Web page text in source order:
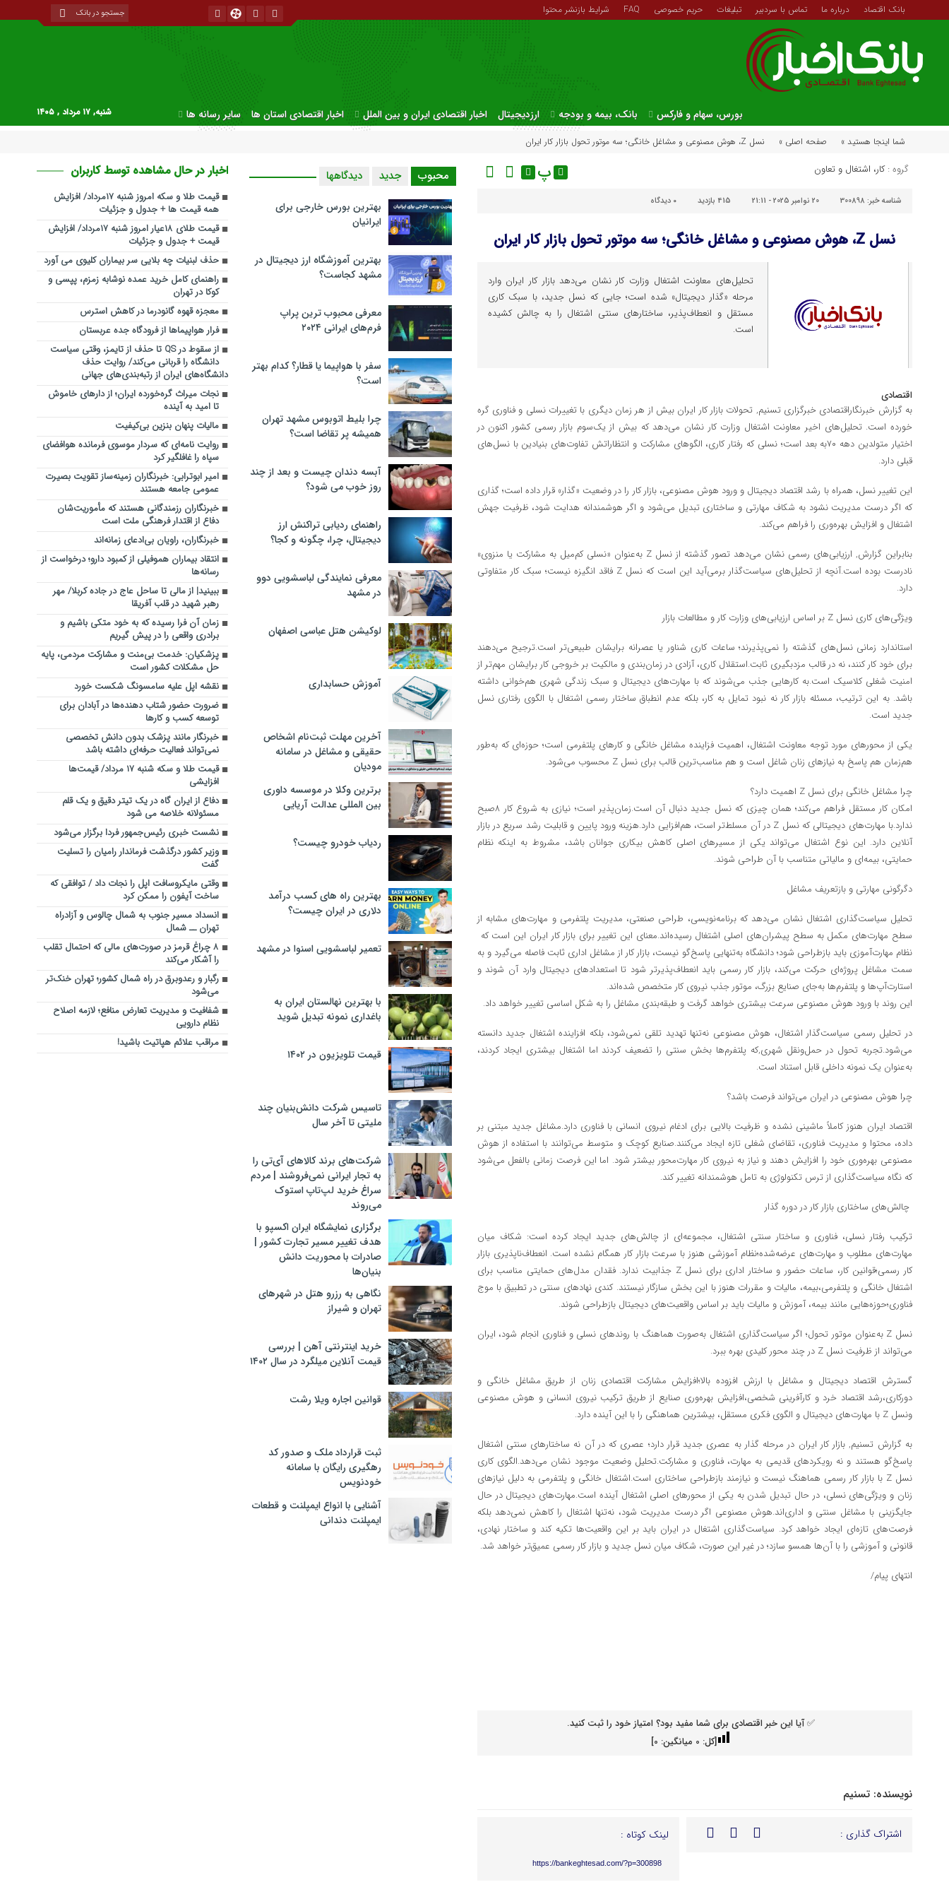
بانک اقتصاد درباره ما تماس با سردبیر تبلیغات حریم خصوصی FAQ شرایط بازنشر محتوا
بورس، سهام و فارکس بانک، بیمه و بودجه ارزدیجیتال اخبار اقتصادی ایران و بین الملل اخبار اقتصادی استان ها سایر رسانه ها شنبه, ۱۷ مرداد , ۱۴۰۵
شما اینجا هستید » صفحه اصلی » نسل Z، هوش مصنوعی و مشاغل خانگی؛ سه موتور تحول بازار کار ایران
گروه :کار، اشتغال و تعاون پ
شناسه خبر: 300898 20 نوامبر 2025 - 21:11 415 بازدید ۰ دیدگاه
نسل Z، هوش مصنوعی و مشاغل خانگی؛ سه موتور تحول بازار کار ایران
تحلیل‌های معاونت اشتغال وزارت کار نشان می‌دهد بازار کار ایران وارد
مرحله «گذار دیجیتال» شده است؛ جایی که نسل‌ جدید، با سبک کاری
مستقل و انعطاف‌پذیر، ساختارهای سنتی اشتغال را به چالش کشیده
است.
اقتصادی
به گزارش خبرنگاراقتصادی خبرگزاری تسنیم, تحولات بازار کار ایران بیش از هر زمان دیگری با تغییرات نسلی و فناوری گره
خورده است. تحلیل‌های اخیر معاونت اشتغال وزارت کار نشان می‌دهد که بیش از یک‌سوم بازار رسمی کشور اکنون در
اختیار متولدین دهه ۷۰به بعد است؛ نسلی که رفتار کاری، الگوهای مشارکت و انتظاراتش تفاوت‌های بنیادین با نسل‌های
قبلی دارد.
این تغییر نسل، همراه با رشد اقتصاد دیجیتال و ورود هوش مصنوعی، بازار کار را در وضعیت «گذار» قرار داده است؛ گذاری
که اگر درست مدیریت نشود به شکاف مهارتی و ساختاری تبدیل می‌شود و اگر هوشمندانه هدایت شود، ظرفیت جهش
اشتغال و افزایش بهره‌وری را فراهم می‌کند.
بنابراین گزارش, ارزیابی‌های رسمی نشان می‌دهد تصور گذشته از نسل Z به‌عنوان «نسلی کم‌میل به مشارکت یا منزوی»
نادرست بوده است.آنچه از تحلیل‌های سیاست‌گذار برمی‌آید این است که نسل Z فاقد انگیزه نیست؛ سبک کار متفاوتی
دارد.
ویژگی‌های کاری نسل Z بر اساس ارزیابی‌های وزارت کار و مطالعات بازار
استاندارد زمانی نسل‌های گذشته را نمی‌پذیرند؛ ساعات کاری شناور یا عصرانه برایشان طبیعی‌تر است.ترجیح می‌دهند
برای خود کار کنند، نه در قالب مزدبگیری ثابت.استقلال کاری، آزادی در زمان‌بندی و مالکیت بر خروجی کار برایشان مهم‌تر از
امنیت شغلی کلاسیک است.به کارهایی جذب می‌شوند که با مهارت‌های دیجیتال و سبک زندگی شهری هم‌خوانی داشته
باشد. به این ترتیب، مسئله بازار کار نه نبود تمایل به کار، بلکه عدم انطباق ساختار رسمی اشتغال با الگوی رفتاری نسل
جدید است.
یکی از محورهای مورد توجه معاونت اشتغال، اهمیت فزاینده مشاغل خانگی و کارهای پلتفرمی است؛ حوزه‌ای که به‌طور
هم‌زمان هم پاسخ به نیازهای زنان شاغل است و هم مناسب‌ترین قالب برای نسل Z محسوب می‌شود.
چرا مشاغل خانگی برای نسل Z اهمیت دارد؟
امکان کار مستقل فراهم می‌کند؛ همان چیزی که نسل جدید دنبال آن است.زمان‌پذیر است؛ نیازی به شروع کار ۸صبح
ندارد.با مهارت‌های دیجیتالی که نسل Z در آن مسلط‌تر است، هم‌افزایی دارد.هزینه ورود پایین و قابلیت رشد سریع در بازار
آنلاین دارد. این نوع اشتغال می‌تواند یکی از مسیرهای اصلی کاهش بیکاری جوانان باشد، مشروط به اینکه نظام
حمایتی، بیمه‌ای و مالیاتی متناسب با آن طراحی شوند.
دگرگونی مهارتی و بازتعریف مشاغل
تحلیل سیاست‌گذاری اشتغال نشان می‌دهد که برنامه‌نویسی، طراحی صنعتی، مدیریت پلتفرمی و مهارت‌های مشابه از
سطح مهارت‌های مکمل به سطح پیشران‌های اصلی اشتغال رسیده‌اند.معنای این تغییر برای بازار کار ایران این است که
نظام مهارت‌آموزی باید بازطراحی شود؛ دانشگاه به‌تنهایی پاسخ‌گو نیست، بازار کار از مشاغل اداری ثابت فاصله می‌گیرد و به
سمت مشاغل پروژه‌ای حرکت می‌کند، بازار کار رسمی باید انعطاف‌پذیرتر شود تا استعدادهای دیجیتال وارد آن شوند و
استارت‌آپ‌ها و پلتفرم‌ها به‌جای صنایع بزرگ، موتور جذب نیروی کار متخصص شده‌اند.
این روند با ورود هوش مصنوعی سرعت بیشتری خواهد گرفت و طبقه‌بندی مشاغل را به شکل اساسی تغییر خواهد داد.
در تحلیل رسمی سیاست‌گذار اشتغال، هوش مصنوعی نه‌تنها تهدید تلقی نمی‌شود، بلکه افزاینده اشتغال جدید دانسته
می‌شود.تجربه تحول در حمل‌ونقل شهری,که پلتفرم‌ها بخش سنتی را تضعیف کردند اما اشتغال بیشتری ایجاد کردند،
به‌عنوان یک نمونه داخلی قابل استناد است.
چرا هوش مصنوعی در ایران می‌تواند فرصت باشد؟
اقتصاد ایران هنوز کاملاً ماشینی نشده و ظرفیت بالایی برای ادغام نیروی انسانی با فناوری دارد.مشاغل جدید مبتنی بر
داده، محتوا و مدیریت فناوری، تقاضای شغلی تازه ایجاد می‌کنند.صنایع کوچک و متوسط می‌توانند با استفاده از هوش
مصنوعی بهره‌وری خود را افزایش دهند و نیاز به نیروی کار مهارت‌محور بیشتر شود. اما این فرصت زمانی بالفعل می‌شود
که نگاه سیاست‌گذاری از ترس تکنولوژی به تامل هوشمندانه تغییر کند.
چالش‌های ساختاری بازار کار در دوره گذار
ترکیب رفتار نسلی، فناوری و ساختار سنتی اشتغال، مجموعه‌ای از چالش‌های جدید ایجاد کرده است: شکاف میان
مهارت‌های مطلوب و مهارت‌های عرضه‌شده؛نظام آموزشی هنوز با سرعت بازار کار همگام نشده است. انعطاف‌ناپذیری بازار
کار رسمی؛قوانین کار، ساعات حضور و ساختار اداری برای نسل Z جذابیت ندارد. فقدان مدل‌های حمایتی مناسب برای
اشتغال خانگی و پلتفرمی،بیمه، مالیات و مقررات هنوز با این بخش سازگار نیستند. کندی نهادهای سنتی در تطبیق با موج
فناوری؛حوزه‌هایی مانند بیمه، آموزش و مالیات باید بر اساس واقعیت‌های دیجیتال بازطراحی شوند.
نسل Z به‌عنوان موتور تحول؛ اگر سیاست‌گذاری اشتغال به‌صورت هماهنگ با روندهای نسلی و فناوری انجام شود، ایران
می‌تواند از ظرفیت نسل Z در چند محور کلیدی بهره ببرد.
گسترش اقتصاد دیجیتال و مشاغل با ارزش افزوده بالا؛افزایش مشارکت اقتصادی زنان از طریق مشاغل خانگی و
دورکاری،رشد اقتصاد خرد و کارآفرینی شخصی،افزایش بهره‌وری صنایع از طریق ترکیب نیروی انسانی و هوش مصنوعی
ونسل Z با مهارت‌های دیجیتال و الگوی فکری مستقل، بیشترین هماهنگی را با این آینده دارد.
به گزارش تسنیم, بازار کار ایران در مرحله گذار به عصری جدید قرار دارد؛ عصری که در آن نه ساختارهای سنتی اشتغال
پاسخ‌گو هستند و نه رویکردهای قدیمی به مهارت، فناوری و مشارکت.تحلیل وضعیت موجود نشان می‌دهد.الگوی کاری
نسل Z با بازار کار رسمی هماهنگ نیست و نیازمند بازطراحی ساختاری است.اشتغال خانگی و پلتفرمی به دلیل نیازهای
زنان و ویژگی‌های نسلی، در حال تبدیل شدن به یکی از محورهای اصلی اشتغال آینده است.مهارت‌های دیجیتال در حال
جایگزینی با مشاغل سنتی و اداری‌اند.هوش مصنوعی اگر درست مدیریت شود، نه‌تنها اشتغال را کاهش نمی‌دهد بلکه
فرصت‌های تازه‌ای ایجاد خواهد کرد. سیاست‌گذاری اشتغال در ایران باید بر این واقعیت‌ها تکیه کند و ساختار نهادی،
قانونی و آموزشی را با آن‌ها همسو سازد؛ در غیر این صورت، شکاف میان نسل جدید و بازار کار رسمی عمیق‌تر خواهد شد.
انتهای پیام/
✅ آیا این خبر اقتصادی برای شما مفید بود؟ امتیاز خود را ثبت کنید.
[کل: 0 میانگین: 0
]
نویسنده: تسنیم
اشتراک گذاری : لینک کوتاه :
https://bankeghtesad.com/?p=300898
محبوب جدید دیدگاهها
بهترین بورس خارجی برای
ایرانیان
بهترین آموزشگاه ارز دیجیتال در
مشهد کجاست؟
معرفی محبوب ترین پراپ
فرم‌های ایرانی ۲۰۲۴
سفر با هواپیما یا قطار؟ کدام بهتر
است؟
چرا بلیط اتوبوس مشهد تهران
همیشه پر تقاضا است؟
آبسه دندان چیست و بعد از چند
روز خوب می‌ شود؟
راهنمای ردیابی تراکنش ارز
دیجیتال، چرا، چگونه و کجا؟
معرفی نمایندگی لباسشویی دوو
در مشهد
لوکیشن هتل عباسی اصفهان
آموزش حسابداری
آخرین مهلت ثبت‌نام اشخاص
حقیقی و مشاغل در سامانه
مودیان
برترین وکلا در موسسه داوری
بین المللی عدالت آریایی
ردیاب خودرو چیست؟
بهترین راه های کسب درآمد
دلاری در ایران چیست؟
تعمیر لباسشویی اسنوا در مشهد
با بهترین نهالستان ایران به
باغداری نمونه تبدیل شوید
قیمت تلویزیون در ۱۴۰۲
تاسیس شرکت دانش‌بنیان چند
ملیتی تا آخر سال
شرکت‌های برند کالاهای آی‌تی را
به تجار ایرانی نمی‌فروشند | مردم
سراغ خرید لپ‌تاپ استوک
می‌روند
برگزاری نمایشگاه ایران اکسپو با
هدف تغییر مسیر تجارت کشور |
صادرات با محوریت دانش
بنیان‌ها
نگاهی به رزرو هتل در شهرهای
تهران و شیراز
خرید اینترنتی آهن | بررسی
قیمت آنلاین میلگرد در سال ۱۴۰۲
قوانین اجاره ویلا رشت
ثبت قرارداد ملک و صدور کد
رهگیری رایگان با سامانه
خودنویس
آشنایی با انواع ایمپلنت و قطعات
ایمپلنت دندانی
اخبار در حال مشاهده توسط کاربران
قیمت طلا و سکه امروز شنبه ۱۷مرداد/ افزایش
همه قیمت ها + جدول و جزئیات
قیمت طلای ۱۸عیار امروز شنبه ۱۷مرداد/ افزایش
قیمت + جدول و جزئیات
حذف لبنیات چه بلایی سر بیماران کلیوی می آورد
راهنمای کامل خرید عمده نوشابه زمزم، پپسی و
کوکا در تهران
معجزه قهوه گانودرما در کاهش استرس
فرار هواپیماها از فرودگاه جده عربستان
از سقوط در QS تا حذف از تایمز، وقتی سیاست
دانشگاه را قربانی می‌کند/ روایت حذف
دانشگاه‌های ایران از رتبه‌بندی‌های جهانی
نجات میراث گره‌خورده ایران؛ از دارهای خاموش
تا امید به آینده
مالیات پنهان بنزین بی‌کیفیت
روایت نامه‌ای که سردار موسوی فرمانده هوافضای
سپاه را غافلگیر کرد
امیر ابوترابی: خبرنگاران زمینه‌ساز تقویت بصیرت
عمومی جامعه هستند
خبرنگاران رزمندگانی هستند که مأموریت‌شان
دفاع از اقتدار فرهنگی ملت است
خبرنگاران، راویان بی‌ادعای زمانه‌اند
انتقاد بیماران هموفیلی از کمبود دارو؛ درخواست از
رسانه‌ها
ببینید| از مالی تا ساحل عاج در جاده کربلا/ مهر
رهبر شهید در قلب آفریقا
زمان آن فرا رسیده که به خود متکی باشیم و
برادری واقعی را در پیش گیریم
پزشکیان: خدمت بی‌منت و مشارکت مردمی، پایه
حل مشکلات کشور است
نقشه اپل علیه سامسونگ شکست خورد
ضرورت حضور شتاب ‌دهنده‌ها در آبادان برای
توسعه کسب‌ و کارها
خبرنگار مانند پزشک بدون دانش تخصصی
نمی‌تواند فعالیت حرفه‌ای داشته باشد
قیمت طلا و سکه شنبه ۱۷ مرداد/ قیمت‌ها
افزایشی
دفاع از ایران گاه در یک تیتر دقیق و یک قلم
مسئولانه خلاصه می شود
نشست خبری رئیس‌جمهور فردا برگزار می‌شود
وزیر کشور درگذشت فرماندار رامیان را تسلیت
گفت
وقتی مایکروسافت اپل را نجات داد / توافقی که
ساخت آیفون را ممکن کرد
انسداد مسیر جنوب به شمال چالوس و آزادراه
تهران ــ شمال
۸ چراغ قرمز در صورت‌های مالی که احتمال تقلب
را آشکار می‌کند
رگبار و رعدوبرق در راه شمال کشور؛ تهران خنک‌تر
می‌شود
شفافیت و مدیریت تعارض منافع؛ لازمه اصلاح
نظام دارویی
مراقب علائم هپاتیت باشید!